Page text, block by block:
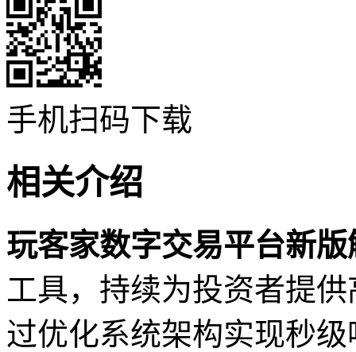
手机扫码下载
相关介绍
玩客家数字交易平台新版
工具，持续为投资者提
过优化系统架构实现秒